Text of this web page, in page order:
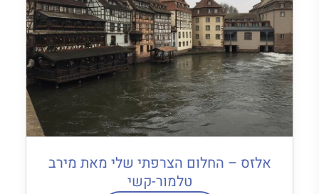
אלזס – החלום הצרפתי שלי מאת מירב
טלמור-קשי